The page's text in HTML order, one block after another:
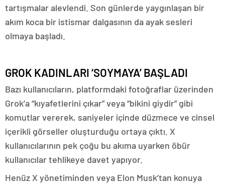
tartışmalar alevlendi. Son günlerde yaygınlaşan bir
akım koca bir istismar dalgasının da ayak sesleri
olmaya başladı.
GROK KADINLARI ‘SOYMAYA’ BAŞLADI
Bazı kullanıcıların, platformdaki fotoğraflar üzerinden
Grok’a “kıyafetlerini çıkar” veya “bikini giydir” gibi
komutlar vererek, saniyeler içinde düzmece ve cinsel
içerikli görseller oluşturduğu ortaya çıktı. X
kullanıcılarının pek çoğu bu akıma uyarken öbür
kullanıcılar tehlikeye davet yapıyor.
Henüz X yönetiminden veya Elon Musk’tan konuya